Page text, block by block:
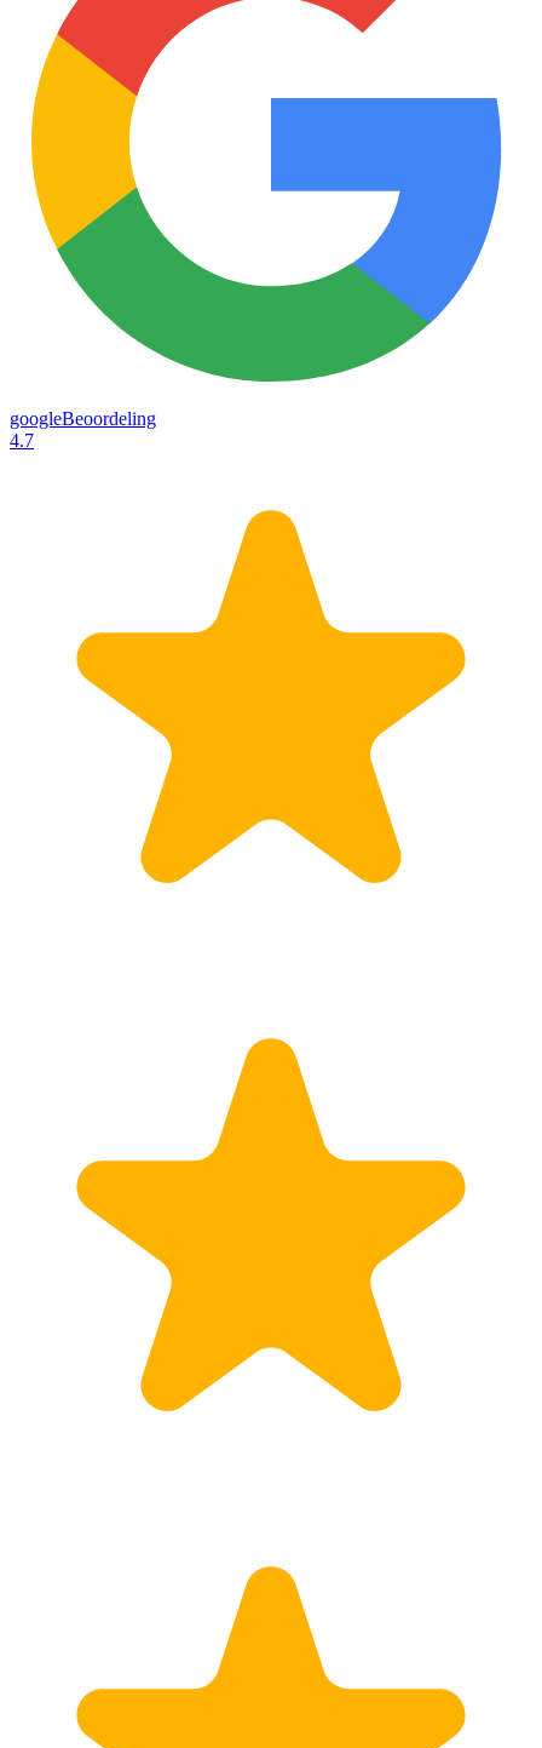
googleBeoordeling
4.7